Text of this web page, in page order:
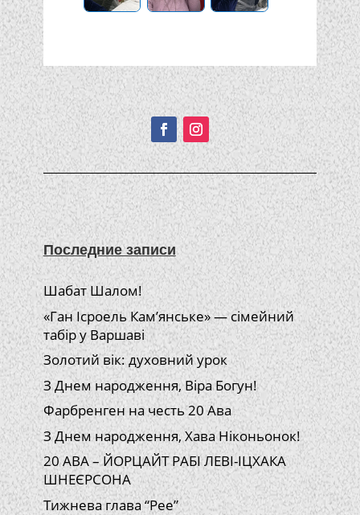
Подписывайтесь!
Последние записи
Шабат Шалом!
«Ган Ісроель Кам’янське» — сімейний
табір у Варшаві
Золотий вік: духовний урок
З Днем народження, Віра Богун!
Фарбренген на честь 20 Ава
З Днем народження, Хава Ніконьонок!
20 АВА – ЙОРЦАЙТ РАБІ ЛЕВІ-ІЦХАКА
ШНЕЄРСОНА
Тижнева глава “Рее”